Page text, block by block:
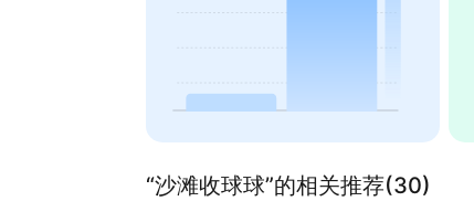
“沙滩收球球”的相关推荐(30)